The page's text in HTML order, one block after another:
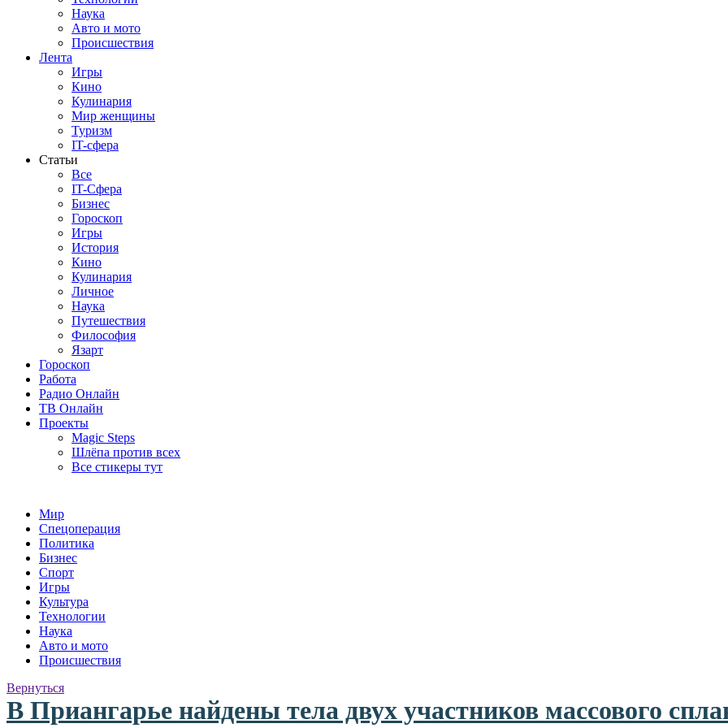
Наука
Авто и мото
Происшествия
Лента
Игры
Кино
Кулинария
Мир женщины
Туризм
IT-сфера
Статьи
Все
IT-Сфера
Бизнес
Гороскоп
Игры
История
Кино
Кулинария
Личное
Наука
Путешествия
Философия
Язарт
Гороскоп
Работа
Радио Онлайн
ТВ Онлайн
Проекты
Magic Steps
Шлёпа против всех
Все стикеры тут
Мир
Спецоперация
Политика
Бизнес
Спорт
Игры
Культура
Технологии
Наука
Авто и мото
Происшествия
Вернуться
В Приангарье найдены тела двух участников массового